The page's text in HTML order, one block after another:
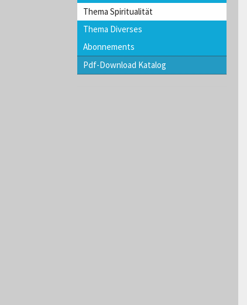
Thema Spiritualität
Thema Diverses
Abonnements
Pdf-Download Katalog